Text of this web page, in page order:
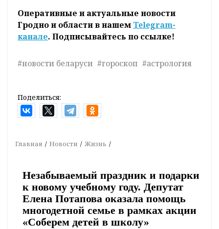
Оперативные и актуальные новости
Гродно и области в нашем Telegram-
канале. Подписывайтесь по ссылке!
#новости беларуси #гороскоп #астрология
Поделиться:
Главная Новости Жизнь
Незабываемый праздник и подарки
к новому учебному году. Депутат
Елена Потапова оказала помощь
многодетной семье в рамках акции
«Соберем детей в школу»